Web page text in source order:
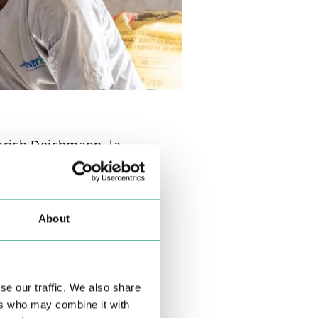
About
our traffic. We also share
who may combine it with
Deichmann, la
200 progetti a
Negli ultimi anni
il 70% della
su progetti a lungo
di
a migliorare